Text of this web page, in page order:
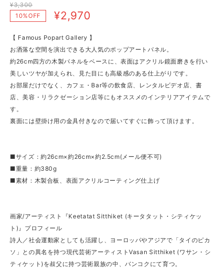
¥3,300
10%OFF
¥2,970
【 Famous Popart Gallery 】
お洒落な空間を演出できる大人気のポップアートパネル。
約26cm四方の木製パネルをベースに、表面はアクリル鏡面磨きを行い
美しいツヤが加えられ、見た目にも高級感のある仕上がりです。
お部屋だけでなく、カフェ・Bar等の飲食店、レンタルビデオ店、書
店、美容・リラクゼーション店等にもオススメのインテリアアイテムで
す。
裏面には壁掛け用の金具付きなので届いてすぐに飾って頂けます。
■サイズ：約26cm×約26cm×約2.5cm(メール便不可)
■重量：約380g
■素材：木製合板、表面アクリルコーティング仕上げ
画家/アーティスト『Keetatat Sitthiket (キータタット・シティケッ
ト)』プロフィール
詩人／社会運動家としても活躍し、ヨーロッパやアジアで「タイのピカ
ソ」との異名を持つ現代芸術アーティストVasan Sitthiket (ワサン・シ
ティケット)を叔父に持つ芸術親族の中、バンコクにて育つ。